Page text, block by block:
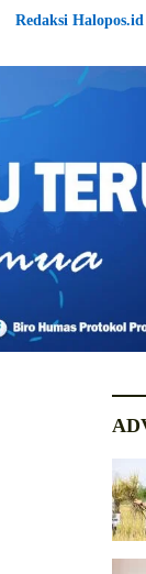
Redaksi Halopos.id